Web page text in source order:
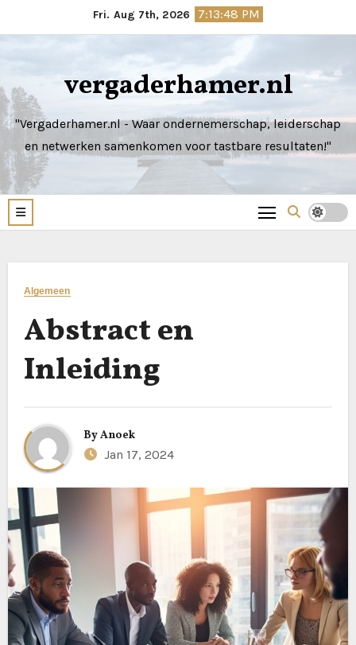
to
Fri. Aug 7th, 2026 7:13:49 PM
vergaderhamer.nl
"Vergaderhamer.nl - Waar ondernemerschap, leiderschap
en netwerken samenkomen voor tastbare resultaten!"
Algemeen
Abstract en
Inleiding
ByAnoek
Jan 17, 2024